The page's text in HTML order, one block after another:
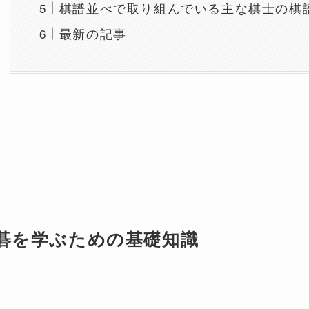
棋譜並べで取り組んでいる主な棋士の棋
最新の記事
を学ぶための基礎知識